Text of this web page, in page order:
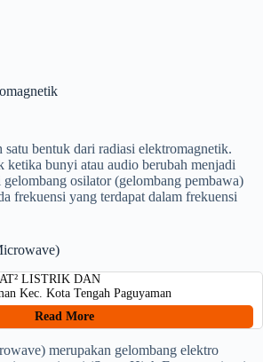
satu bentuk dari radiasi elektromagnetik.
ketika bunyi atau audio berubah menjadi
osilator (gelombang pembawa)
frekuensi yang terdapat dalam frekuensi
LISTRIK DAN
Kec. Kota Tengah Paguyaman
Read More
merupakan gelombang elektro